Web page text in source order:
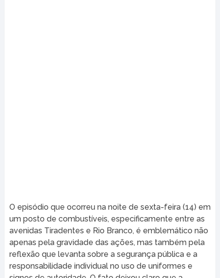
O episódio que ocorreu na noite de sexta-feira (14) em
um posto de combustíveis, especificamente entre as
avenidas Tiradentes e Rio Branco, é emblemático não
apenas pela gravidade das ações, mas também pela
reflexão que levanta sobre a segurança pública e a
responsabilidade individual no uso de uniformes e